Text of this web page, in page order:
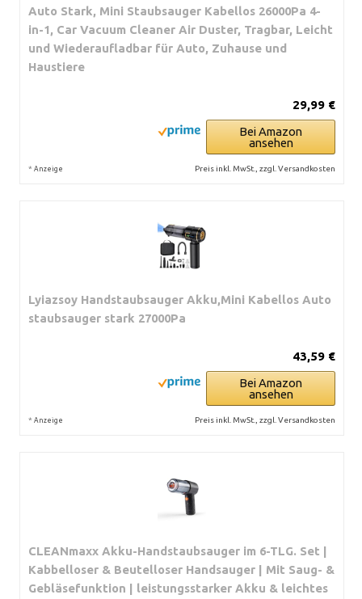
Auto Stark, Mini Staubsauger Kabellos 26000Pa 4-
in-1, Car Vacuum Cleaner Air Duster, Tragbar, Leicht
und Wiederaufladbar für Auto, Zuhause und
Haustiere
29,99 €
Bei Amazon
ansehen
* Anzeige Preis inkl. MwSt., zzgl. Versandkosten
Lyiazsoy Handstaubsauger Akku,Mini Kabellos Auto
staubsauger stark 27000Pa
43,59 €
Bei Amazon
ansehen
* Anzeige Preis inkl. MwSt., zzgl. Versandkosten
CLEANmaxx Akku-Handstaubsauger im 6-TLG. Set |
Kabbelloser & Beutelloser Handsauger | Mit Saug- &
Gebläsefunktion | leistungsstarker Akku & leichtes